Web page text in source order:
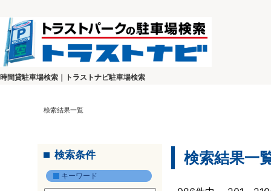
時間貸駐車場検索｜トラストナビ駐車場検索
検索結果一覧
検索条件
キーワード
検索結果一